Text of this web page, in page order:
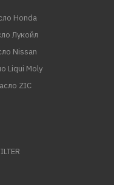
Honda
Лукойл
Nissan
Liqui Moly
ZIC